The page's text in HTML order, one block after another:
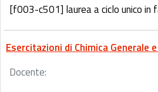
[f003-c501] laurea a ciclo unico in
Esercitazioni di Chimica Generale
Docente: